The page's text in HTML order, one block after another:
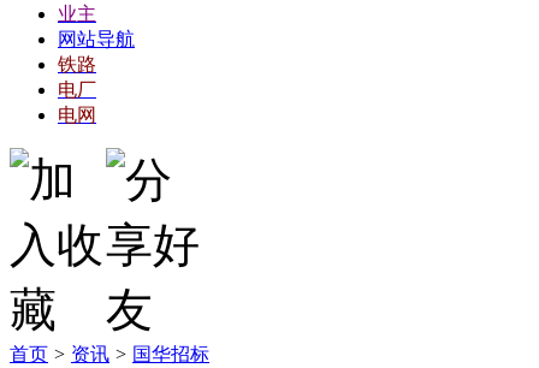
业主
网站导航
铁路
电厂
电网
首页 > 资讯 > 国华招标